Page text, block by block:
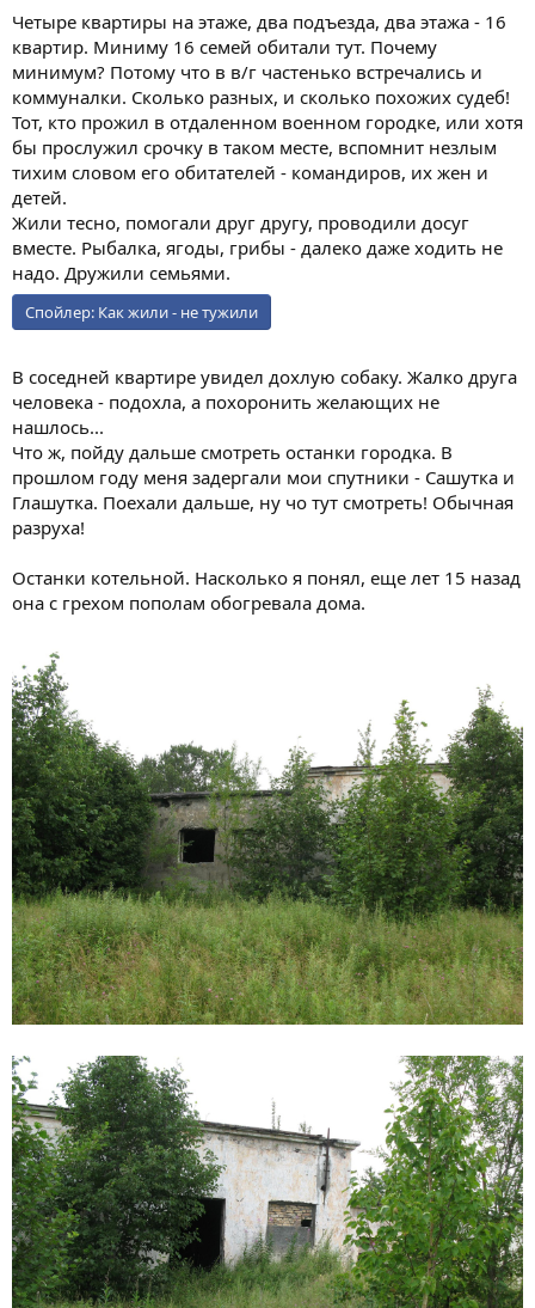
Четыре квартиры на этаже, два подъезда, два этажа - 16
квартир. Миниму 16 семей обитали тут. Почему
минимум? Потому что в в/г частенько встречались и
коммуналки. Сколько разных, и сколько похожих судеб!
Тот, кто прожил в отдаленном военном городке, или хотя
бы прослужил срочку в таком месте, вспомнит незлым
тихим словом его обитателей - командиров, их жен и
детей.
Жили тесно, помогали друг другу, проводили досуг
вместе. Рыбалка, ягоды, грибы - далеко даже ходить не
надо. Дружили семьями.
Спойлер: Как жили - не тужили
В соседней квартире увидел дохлую собаку. Жалко друга
человека - подохла, а похоронить желающих не
нашлось...
Что ж, пойду дальше смотреть останки городка. В
прошлом году меня задергали мои спутники - Сашутка и
Глашутка. Поехали дальше, ну чо тут смотреть! Обычная
разруха!
Останки котельной. Насколько я понял, еще лет 15 назад
она с грехом пополам обогревала дома.